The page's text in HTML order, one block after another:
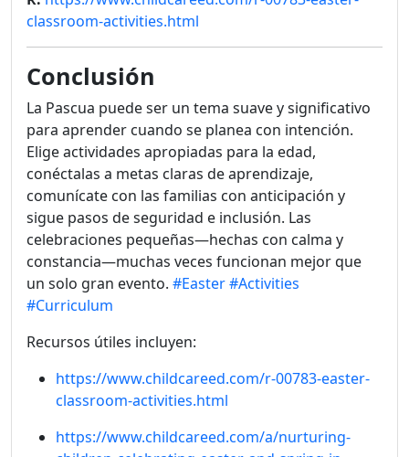
classroom-activities.html
Conclusión
La Pascua puede ser un tema suave y significativo
para aprender cuando se planea con intención.
Elige actividades apropiadas para la edad,
conéctalas a metas claras de aprendizaje,
comunícate con las familias con anticipación y
sigue pasos de seguridad e inclusión. Las
celebraciones pequeñas—hechas con calma y
constancia—muchas veces funcionan mejor que
un solo gran evento. #Easter#Activities
#Curriculum
Recursos útiles incluyen:
https://www.childcareed.com/r-00783-easter-
classroom-activities.html
https://www.childcareed.com/a/nurturing-